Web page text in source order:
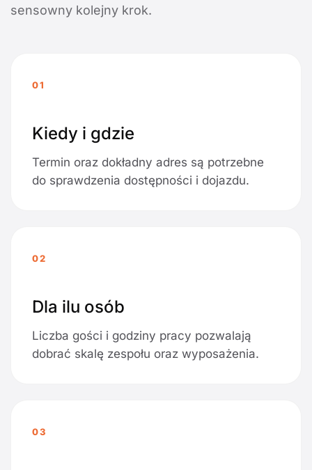
sensowny kolejny krok.
01
Kiedy i gdzie
Termin oraz dokładny adres są potrzebne
do sprawdzenia dostępności i dojazdu.
02
Dla ilu osób
Liczba gości i godziny pracy pozwalają
dobrać skalę zespołu oraz wyposażenia.
03